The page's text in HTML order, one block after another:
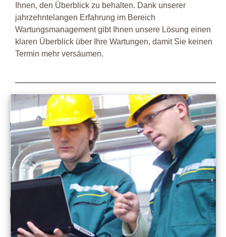
Ihnen, den Überblick zu behalten. Dank unserer
jahrzehntelangen Erfahrung im Bereich
Wartungsmanagement gibt Ihnen unsere Lösung einen
klaren Überblick über Ihre Wartungen, damit Sie keinen
Termin mehr versäumen.